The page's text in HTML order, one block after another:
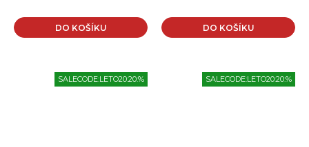
DO KOŠÍKU DO KOŠÍKU
SALECODE:LETO20:20:% SALECODE:LETO20:20:%